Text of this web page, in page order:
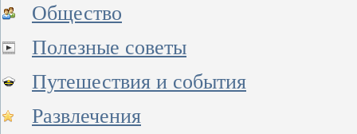
Общество
Полезные советы
Путешествия и события
Развлечения